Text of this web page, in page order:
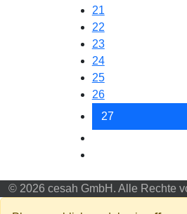
21
22
23
24
25
26
27
© 2026 cesah GmbH. Alle Rechte